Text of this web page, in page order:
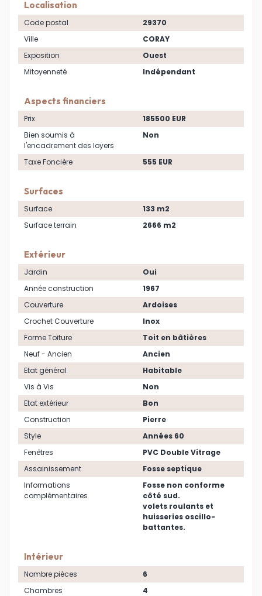
Localisation
Code postal
29370
Ville
CORAY
Exposition
Ouest
Mitoyenneté
Indépendant
Aspects financiers
Prix
185500 EUR
Bien soumis à
l'encadrement des loyers
Non
Taxe Foncière 555 EUR
Surfaces
Surface
133 m2
Surface terrain
2666 m2
Extérieur
Jardin
Oui
Année construction
1967
Couverture
Ardoises
Crochet Couverture
Inox
Forme Toiture
Toit en bâtières
Neuf - Ancien
Ancien
Etat général
Habitable
Vis à Vis
Non
Etat extérieur
Bon
Construction
Pierre
Style
Années 60
Fenêtres
PVC Double Vitrage
Assainissement
Fosse septique
Informations
complémentaires
Fosse non conforme
côté sud.
volets roulants et
huisseries oscillo-
battantes.
Intérieur
Nombre pièces
6
Chambres
4